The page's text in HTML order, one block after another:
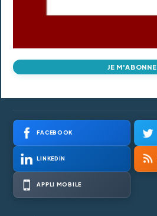
JE M'ABONNE
FACEBOOK
LINKEDIN
APPLI MOBILE